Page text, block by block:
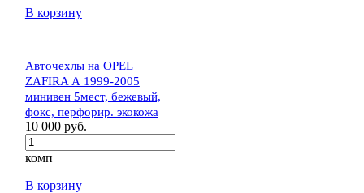
В корзину
Авточехлы на OPEL
ZAFIRA А 1999-2005
минивен 5мест, бежевый,
фокс, перфорир. экокожа
10 000 руб.
комп
В корзину